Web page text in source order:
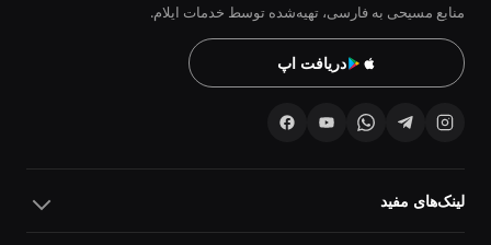
منابع مسیحی به فارسی، تهیه‌شده توسط خدمات ایلام.
دریافت اپ
لینک‌های مفید